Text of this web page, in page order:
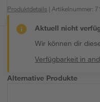
Produktdetails | Artikelnummer:
Aktuell nicht
Wir können dir
Verfügbarkeit in
Alternative Produkte